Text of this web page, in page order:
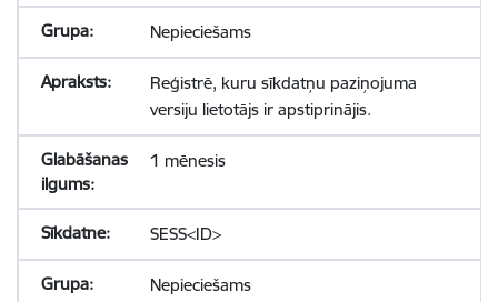
Nepieciešams
Reģistrē, kuru sīkdatņu paziņojuma
versiju lietotājs ir apstiprinājis.
1 mēnesis
SESS<ID>
Nepieciešams